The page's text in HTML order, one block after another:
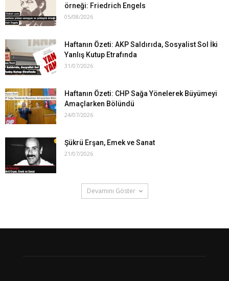
örneği: Friedrich Engels
05/08/2026
Haftanın Özeti: AKP Saldırıda, Sosyalist Sol İki
Yanlış Kutup Etrafında
31/07/2026
Haftanın Özeti: CHP Sağa Yönelerek Büyümeyi
Amaçlarken Bölündü
24/07/2026
Şükrü Erşan, Emek ve Sanat
21/07/2026
Devamını Göster